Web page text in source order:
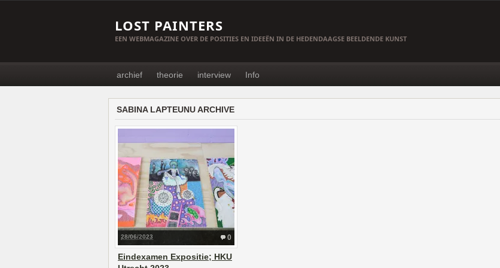
LOST PAINTERS
EEN WEBMAGAZINE OVER DE POSITIES EN IDEEËN IN DE HEDENDAAGSE BEELDENDE KUNST
archief theorie interview Info
SABINA LAPTEUNU ARCHIVE
0
28/06/2023
Eindexamen Expositie; HKU